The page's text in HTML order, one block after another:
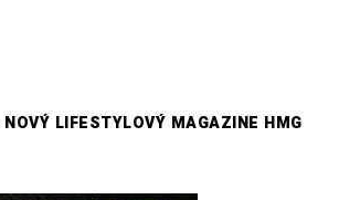
LIFESTYLOVÝ MAGAZINE HMG